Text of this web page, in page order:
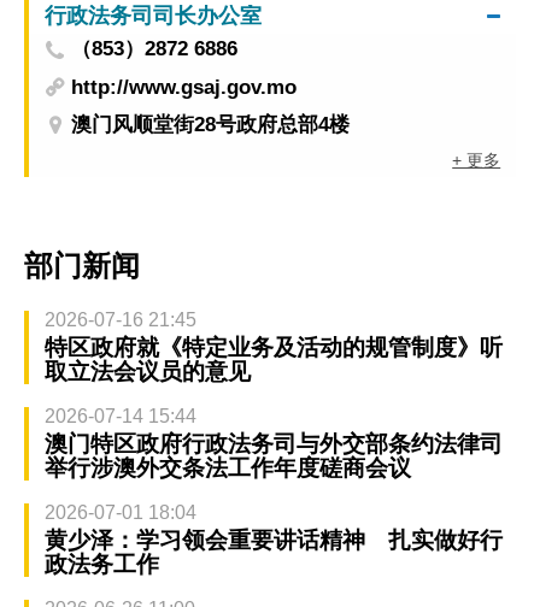
行政法务司司长办公室
（853）2872 6886
http://www.gsaj.gov.mo
澳门风顺堂街28号政府总部4楼
+ 更多
部门新闻
2026-07-16 21:45
特区政府就《特定业务及活动的规管制度》听
取立法会议员的意见
2026-07-14 15:44
澳门特区政府行政法务司与外交部条约法律司
举行涉澳外交条法工作年度磋商会议
2026-07-01 18:04
黄少泽：学习领会重要讲话精神 扎实做好行
政法务工作